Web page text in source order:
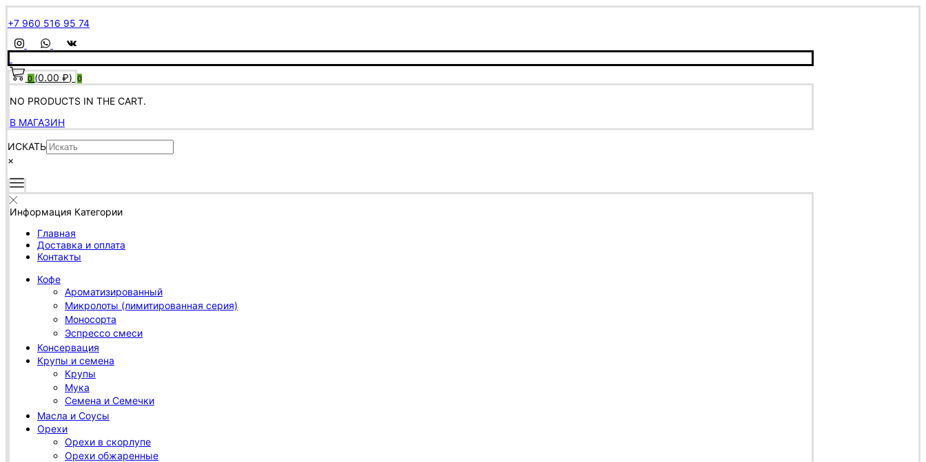
+7 960 516 95 74
0 (0.00₽) 0
NO PRODUCTS IN THE CART.
В МАГАЗИН
ИСКАТЬ
×
Информация Категории
Главная
Доставка и оплата
Контакты
Кофе
Ароматизированный
Микролоты (лимитированная серия)
Моносорта
Эспрессо смеси
Консервация
Крупы и семена
Крупы
Мука
Семена и Семечки
Масла и Соусы
Орехи
Орехи в скорлупе
Орехи обжаренные